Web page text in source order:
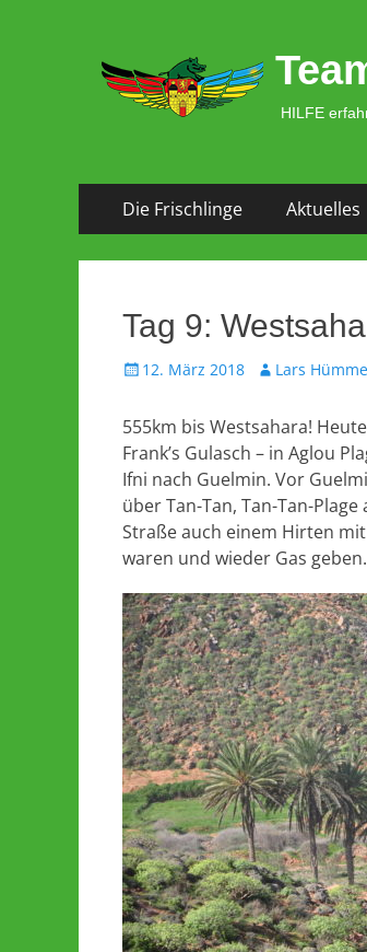
HILFE
Primäres Menü
Inhalt
Die Frischlinge Aktuelles
Tag 9:
Veröffentlicht
12. März 2018 Autor
Lars
555km bis Westsahara!
Frank’s Gulasch – in Aglou
Ifni nach Guelmin. Vor
über Tan-Tan, Tan-Tan-
Straße auch einem Hirten
waren und wieder Gas